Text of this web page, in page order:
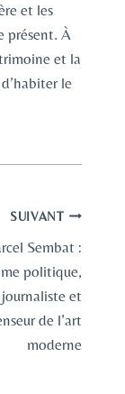
et les
présent. À
et la
le
SUIVANT
Sembat :
politique,
journaliste et
de l’art
moderne